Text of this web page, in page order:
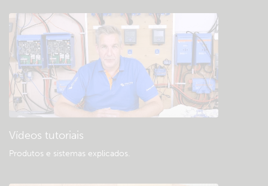
Vídeos tutoriais
Produtos e sistemas explicados.